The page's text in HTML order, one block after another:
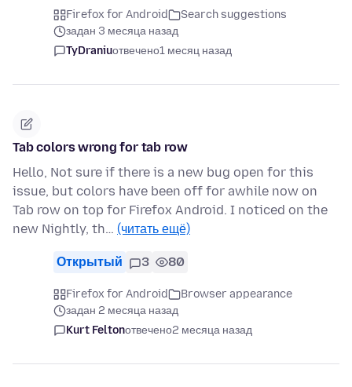
Firefox for Android
Search suggestions
задан 3 месяца назад
TyDraniuотвечено1 месяц назад
Tab colors wrong for tab row
Hello, Not sure if there is a new bug open for this
issue, but colors have been off for awhile now on
Tab row on top for Firefox Android. I noticed on the
new Nightly, th… (читать ещё)
Открытый 3 80
Firefox for Android
Browser appearance
задан 2 месяца назад
Kurt Feltonотвечено2 месяца назад